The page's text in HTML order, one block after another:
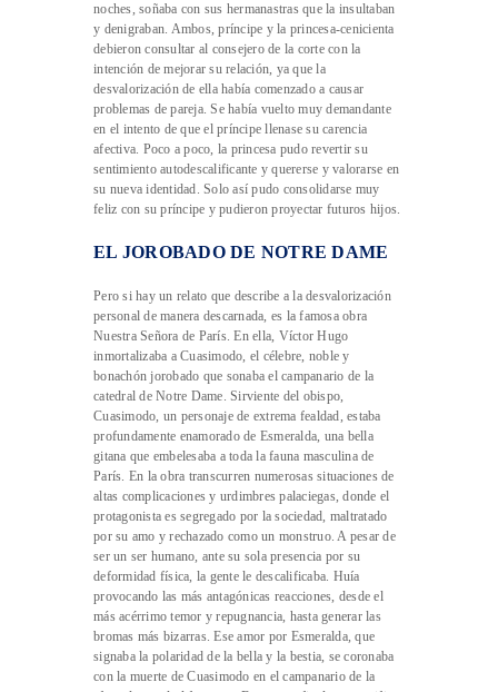
noches, soñaba con sus hermanastras que la insultaban
y denigraban. Ambos, príncipe y la princesa-cenicienta
debieron consultar al consejero de la corte con la
intención de mejorar su relación, ya que la
desvalorización de ella había comenzado a causar
problemas de pareja. Se había vuelto muy demandante
en el intento de que el príncipe llenase su carencia
afectiva. Poco a poco, la princesa pudo revertir su
sentimiento autodescalificante y quererse y valorarse en
su nueva identidad. Solo así pudo consolidarse muy
feliz con su príncipe y pudieron proyectar futuros hijos.
EL JOROBADO DE NOTRE DAME
Pero si hay un relato que describe a la desvalorización
personal de manera descarnada, es la famosa obra
Nuestra Señora de París. En ella, Víctor Hugo
inmortalizaba a Cuasimodo, el célebre, noble y
bonachón jorobado que sonaba el campanario de la
catedral de Notre Dame. Sirviente del obispo,
Cuasimodo, un personaje de extrema fealdad, estaba
profundamente enamorado de Esmeralda, una bella
gitana que embelesaba a toda la fauna masculina de
París. En la obra transcurren numerosas situaciones de
altas complicaciones y urdimbres palaciegas, donde el
protagonista es segregado por la sociedad, maltratado
por su amo y rechazado como un monstruo. A pesar de
ser un ser humano, ante su sola presencia por su
deformidad física, la gente le descalificaba. Huía
provocando las más antagónicas reacciones, desde el
más acérrimo temor y repugnancia, hasta generar las
bromas más bizarras. Ese amor por Esmeralda, que
signaba la polaridad de la bella y la bestia, se coronaba
con la muerte de Cuasimodo en el campanario de la